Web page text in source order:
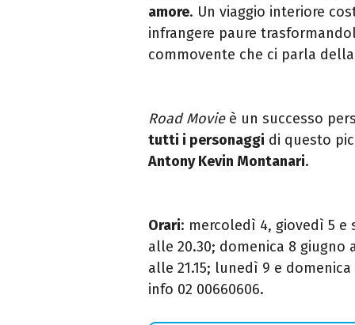
amore. Un viaggio interiore
infrangere paure
commovente che ci parla
Road Movieè un successo
tutti i personaggi di questo
Antony Kevin Montanari.
Orari: mercoledì 4, giovedì 5 e
alle 20.30; domenica 8 giugno
alle 21.15; lunedì 9 e
info 02 00660606.